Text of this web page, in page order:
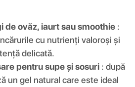
de ovăz, iaurt sau smoothie :
cu nutrienți valoroși și
delicată.
pentru supe și sosuri : după
un gel natural care este ideal